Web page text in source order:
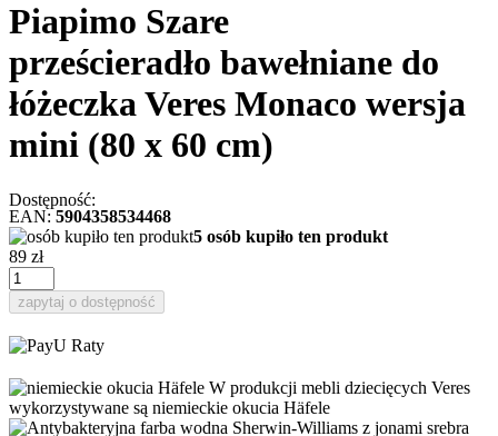
Piapimo Szare
prześcieradło bawełniane do
łóżeczka Veres Monaco wersja
mini (80 х 60 cm)
Dostępność:
EAN: 5904358534468
5 osób kupiło ten produkt
89 zł
zapytaj o dostępność
W produkcji mebli dziecięcych Veres
wykorzystywane są niemieckie okucia Häfele